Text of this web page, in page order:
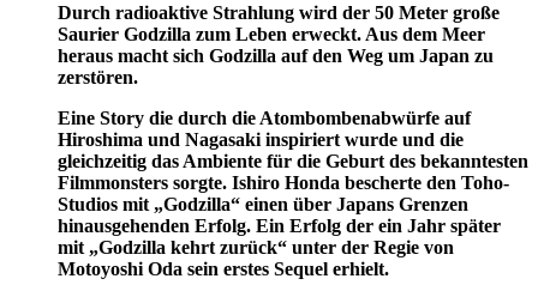
Durch radioaktive Strahlung wird der 50 Meter große
Saurier Godzilla zum Leben erweckt. Aus dem Meer
heraus macht sich Godzilla auf den Weg um Japan zu
zerstören.
Eine Story die durch die Atombombenabwürfe auf
Hiroshima und Nagasaki inspiriert wurde und die
gleichzeitig das Ambiente für die Geburt des bekanntesten
Filmmonsters sorgte. Ishiro Honda bescherte den Toho-
Studios mit „Godzilla“ einen über Japans Grenzen
hinausgehenden Erfolg. Ein Erfolg der ein Jahr später
mit „Godzilla kehrt zurück“ unter der Regie von
Motoyoshi Oda sein erstes Sequel erhielt.